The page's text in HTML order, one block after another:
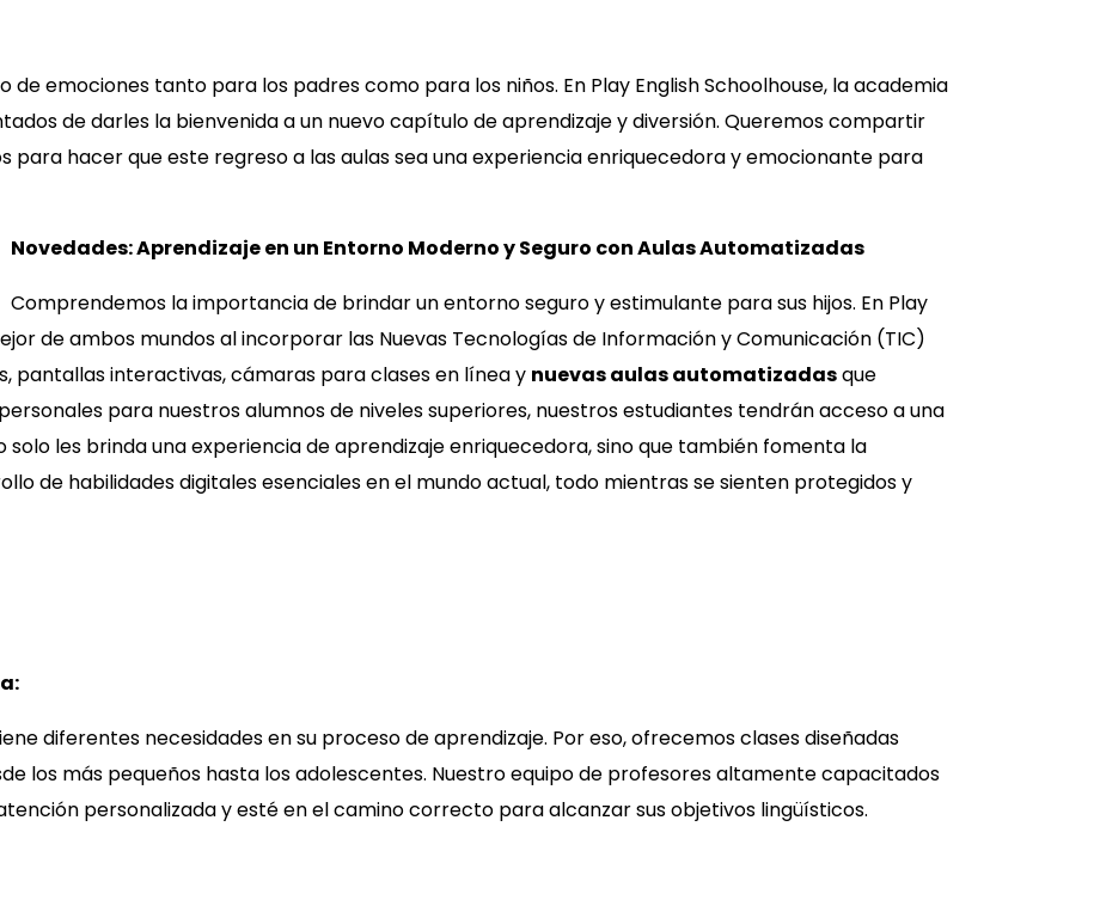
de emociones tanto para los padres como para los niños. En Play English Schoolhouse, la academia
de darles la bienvenida a un nuevo capítulo de aprendizaje y diversión. Queremos compartir
hacer que este regreso a las aulas sea una experiencia enriquecedora y emocionante para
Novedades: Aprendizaje en un Entorno Moderno y Seguro con Aulas Automatizadas
Comprendemos la importancia de brindar un entorno seguro y estimulante para sus hijos. En Play
de ambos mundos al incorporar las Nuevas Tecnologías de Información y Comunicación (TIC)
pantallas interactivas, cámaras para clases en línea y nuevas aulas automatizadasque
para nuestros alumnos de niveles superiores, nuestros estudiantes tendrán acceso a una
solo les brinda una experiencia de aprendizaje enriquecedora, sino que también fomenta la
de habilidades digitales esenciales en el mundo actual, todo mientras se sienten protegidos y
diferentes necesidades en su proceso de aprendizaje. Por eso, ofrecemos clases diseñadas
los más pequeños hasta los adolescentes. Nuestro equipo de profesores altamente capacitados
personalizada y esté en el camino correcto para alcanzar sus objetivos lingüísticos.